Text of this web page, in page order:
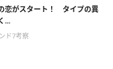
恋がスタート！ タイプの異
...
ド7考察